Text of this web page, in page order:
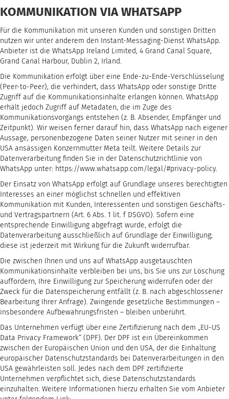
KOMMUNIKATION VIA WHATSAPP
Für die Kommunikation mit unseren Kunden und sonstigen Dritten
nutzen wir unter anderem den Instant-Messaging-Dienst WhatsApp.
Anbieter ist die WhatsApp Ireland Limited, 4 Grand Canal Square,
Grand Canal Harbour, Dublin 2, Irland.
Die Kommunikation erfolgt über eine Ende-zu-Ende-Verschlüsselung
(Peer-to-Peer), die verhindert, dass WhatsApp oder sonstige Dritte
Zugriff auf die Kommunikationsinhalte erlangen können. WhatsApp
erhält jedoch Zugriff auf Metadaten, die im Zuge des
Kommunikationsvorgangs entstehen (z. B. Absender, Empfänger und
Zeitpunkt). Wir weisen ferner darauf hin, dass WhatsApp nach eigener
Aussage, personenbezogene Daten seiner Nutzer mit seiner in den
USA ansässigen Konzernmutter Meta teilt. Weitere Details zur
Datenverarbeitung finden Sie in der Datenschutzrichtlinie von
WhatsApp unter: https://www.whatsapp.com/legal/#privacy-policy.
Der Einsatz von WhatsApp erfolgt auf Grundlage unseres berechtigten
Interesses an einer möglichst schnellen und effektiven
Kommunikation mit Kunden, Interessenten und sonstigen Geschäfts-
und Vertragspartnern (Art. 6 Abs. 1 lit. f DSGVO). Sofern eine
entsprechende Einwilligung abgefragt wurde, erfolgt die
Datenverarbeitung ausschließlich auf Grundlage der Einwilligung;
diese ist jederzeit mit Wirkung für die Zukunft widerrufbar.
Die zwischen Ihnen und uns auf WhatsApp ausgetauschten
Kommunikationsinhalte verbleiben bei uns, bis Sie uns zur Löschung
auffordern, Ihre Einwilligung zur Speicherung widerrufen oder der
Zweck für die Datenspeicherung entfällt (z. B. nach abgeschlossener
Bearbeitung Ihrer Anfrage). Zwingende gesetzliche Bestimmungen –
insbesondere Aufbewahrungsfristen – bleiben unberührt.
Das Unternehmen verfügt über eine Zertifizierung nach dem „EU-US
Data Privacy Framework“ (DPF). Der DPF ist ein Übereinkommen
zwischen der Europäischen Union und den USA, der die Einhaltung
europäischer Datenschutzstandards bei Datenverarbeitungen in den
USA gewährleisten soll. Jedes nach dem DPF zertifizierte
Unternehmen verpflichtet sich, diese Datenschutzstandards
einzuhalten. Weitere Informationen hierzu erhalten Sie vom Anbieter